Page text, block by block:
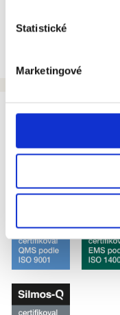
Statistické
Marketingové
Copyright ©
Brněnské
Sledujte
Držitel certifikátu systému
ČSN EN ISO 9001,14001,